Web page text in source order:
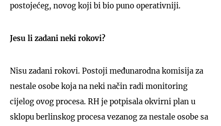
postojećeg, novog koji bi bio puno operativniji.
Jesu li zadani neki rokovi?
Nisu zadani rokovi. Postoji međunarodna komisija za
nestale osobe koja na neki način radi monitoring
cijelog ovog procesa. RH je potpisala okvirni plan u
sklopu berlinskog procesa vezanog za nestale osobe sa